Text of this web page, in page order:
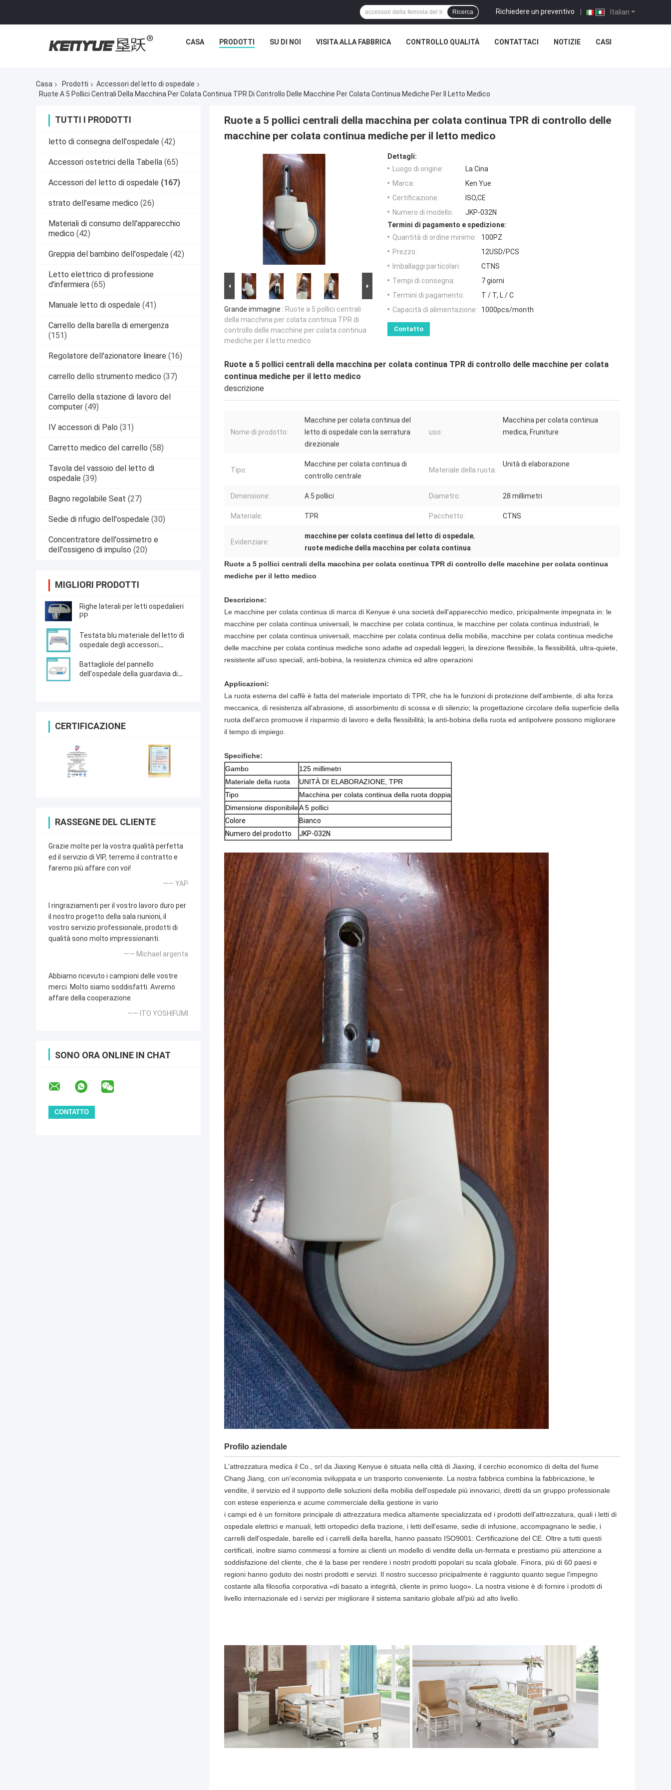
Italian
Richiedere un preventivo |
Ricerca
CASA PRODOTTI SU DI NOI VISITA ALLA FABBRICA CONTROLLO QUALITÀ CONTATTACI NOTIZIE CASI
Casa Prodotti
Accessori del letto di ospedale
Ruote A 5 Pollici Centrali Della Macchina Per Colata Continua TPR Di Controllo Delle Macchine Per Colata Continua Mediche Per Il Letto Medico
TUTTI I PRODOTTI
letto di consegna dell'ospedale (42)
Accessori ostetrici della Tabella (65)
Accessori del letto di ospedale (167)
strato dell'esame medico (26)
Materiali di consumo dell'apparecchio
medico (42)
Greppia del bambino dell'ospedale (42)
Letto elettrico di professione
d'infermiera (65)
Manuale letto di ospedale (41)
Carrello della barella di emergenza
(151)
Regolatore dell'azionatore lineare (16)
carrello dello strumento medico (37)
Carrello della stazione di lavoro del
computer (49)
IV accessori di Palo (31)
Carretto medico del carrello (58)
Tavola del vassoio del letto di
ospedale (39)
Bagno regolabile Seat (27)
Sedie di rifugio dell'ospedale (30)
Concentratore dell'ossimetro e
dell'ossigeno di impulso (20)
MIGLIORI PRODOTTI
Righe laterali per letti ospedalieri
PP
Testata blu materiale del letto di
ospedale degli accessori
Battagliole del pannello
dell'ospedale della guardavia di
CERTIFICAZIONE
RASSEGNE DEL CLIENTE
Grazie molte per la vostra qualità perfetta
ed il servizio di VIP, terremo il contratto e
faremo più affare con voi!
—— YAP
I ringraziamenti per il vostro lavoro duro per
il nostro progetto della sala riunioni, il
vostro servizio professionale, prodotti di
qualità sono molto impressionanti.
—— Michael argenta
Abbiamo ricevuto i campioni delle vostre
merci. Molto siamo soddisfatti. Avremo
affare della cooperazione.
—— ITO YOSHIFUMI
SONO ORA ONLINE IN CHAT
Ruote a 5 pollici centrali della macchina per colata continua TPR di controllo delle
macchine per colata continua mediche per il letto medico
Grande immagine : Ruote a 5 pollici centrali
della macchina per colata continua TPR di
controllo delle macchine per colata continua
mediche per il letto medico
Dettagli:
Luogo di origine:
La Cina
Marca:
Ken Yue
Certificazione:
ISO,CE
Numero di modello:
JKP-032N
Termini di pagamento e spedizione:
Quantità di ordine minimo:
100PZ
Prezzo:
12USD/PCS
Imballaggi particolari:
CTNS
Tempi di consegna:
7 giorni
Termini di pagamento:
T / T, L / C
Capacità di alimentazione:
1000pcs/month
Contatto
Ruote a 5 pollici centrali della macchina per colata continua TPR di controllo delle macchine per colata
continua mediche per il letto medico
descrizione
Nome di prodotto:
Macchine per colata continua del
letto di ospedale con la serratura
direzionale
uso:
Macchina per colata continua
medica, Fruniture
Tipo:
Macchine per colata continua di
controllo centrale
Materiale della ruota:
Unità di elaborazione
Dimensione: A 5 pollici Diametro: 28 millimetri
Materiale: TPR Pacchetto: CTNS
Evidenziare:
macchine per colata continua del letto di ospedale,
ruote mediche della macchina per colata continua
Ruote a 5 pollici centrali della macchina per colata continua TPR di controllo delle macchine per colata continua
mediche per il letto medico
Descrizione:
Le macchine per colata continua di marca di Kenyue è una società dell'apparecchio medico, pricipalmente impegnata in: le
macchine per colata continua universali, le macchine per colata continua, le macchine per colata continua industriali, le
macchine per colata continua universali, macchine per colata continua della mobilia, macchine per colata continua mediche
delle macchine per colata continua mediche sono adatte ad ospedali leggeri, la direzione flessibile, la flessibilità, ultra-quiete,
resistente all'uso speciali, anti-bobina, la resistenza chimica ed altre operazioni
Applicazioni:
La ruota esterna del caffè è fatta del materiale importato di TPR, che ha le funzioni di protezione dell'ambiente, di alta forza
meccanica, di resistenza all'abrasione, di assorbimento di scossa e di silenzio; la progettazione circolare della superficie della
ruota dell'arco promuove il risparmio di lavoro e della flessibilità; la anti-bobina della ruota ed antipolvere possono migliorare
il tempo di impiego.
Specifiche:
Gambo
125 millimetri
Materiale della ruota
UNITÀ DI ELABORAZIONE, TPR
Tipo
Macchina per colata continua della ruota doppia
Dimensione disponibileA 5 pollici
Colore
Bianco
Numero del prodotto
JKP-032N
Profilo aziendale
L'attrezzatura medica il Co., srl da Jiaxing Kenyue è situata nella città di Jiaxing, il cerchio economico di delta del fiume
Chang Jiang, con un'economia sviluppata e un trasporto conveniente. La nostra fabbrica combina la fabbricazione, le
vendite, il servizio ed il supporto delle soluzioni della mobilia dell'ospedale più innovarici, diretti da un gruppo professionale
con estese esperienza e acume commerciale della gestione in vario
i campi ed è un fornitore principale di attrezzatura medica altamente specializzata ed i prodotti dell'attrezzatura, quali i letti di
ospedale elettrici e manuali, letti ortopedici della trazione, i letti dell'esame, sedie di infusione, accompagnano le sedie, i
carrelli dell'ospedale, barelle ed i carrelli della barella, hanno passato ISO9001: Certificazione del CE. Oltre a tutti questi
certificati, inoltre siamo commessi a fornire ai clienti un modello di vendite della un-fermata e prestiamo più attenzione a
soddisfazione del cliente, che è la base per rendere i nostri prodotti popolari su scala globale. Finora, più di 60 paesi e
regioni hanno goduto dei nostri prodotti e servizi. Il nostro successo pricipalmente è raggiunto quanto segue l'impegno
costante alla filosofia corporativa «di basato a integrità, cliente in primo luogo». La nostra visione è di fornire i prodotti di
livello internazionale ed i servizi per migliorare il sistema sanitario globale all'più ad alto livello.